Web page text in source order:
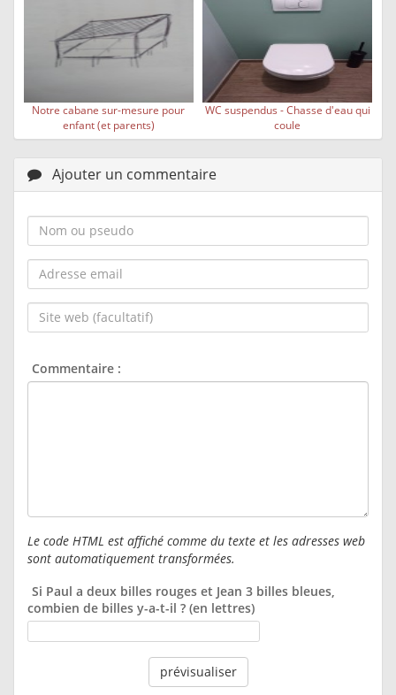
Notre cabane sur-mesure pour
enfant (et parents)
WC suspendus - Chasse d'eau qui
coule
Ajouter un commentaire
Nom
ou
pseudo :
Adresse
email :
Site
web
Commentaire :
Le code HTML est affiché comme du texte et les adresses web
sont automatiquement transformées.
Si Paul a deux billes rouges et Jean 3 billes bleues,
combien de billes y-a-t-il ? (en lettres)